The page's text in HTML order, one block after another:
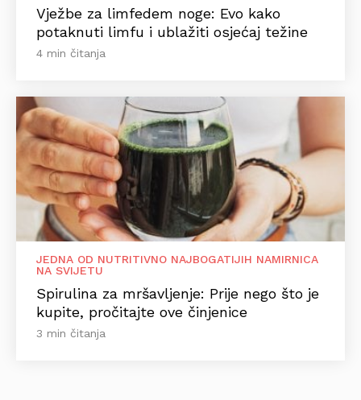
Vježbe za limfedem noge: Evo kako
potaknuti limfu i ublažiti osjećaj težine
4 min čitanja
JEDNA OD NUTRITIVNO NAJBOGATIJIH NAMIRNICA
NA SVIJETU
Spirulina za mršavljenje: Prije nego što je
kupite, pročitajte ove činjenice
3 min čitanja